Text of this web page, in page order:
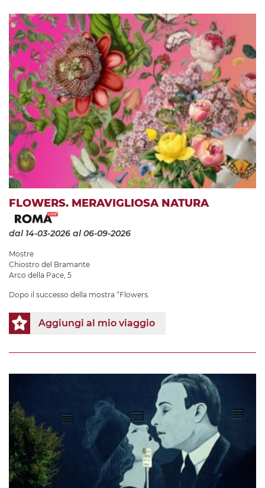
FLOWERS. MERAVIGLIOSA NATURA
dal 14-03-2026 al 06-09-2026
Mostre
Chiostro del Bramante
Arco della Pace, 5
Dopo il successo della mostra “Flowers.
Aggiungi al mio viaggio